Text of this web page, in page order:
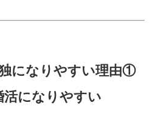
になりやすい理由①
活になりやすい